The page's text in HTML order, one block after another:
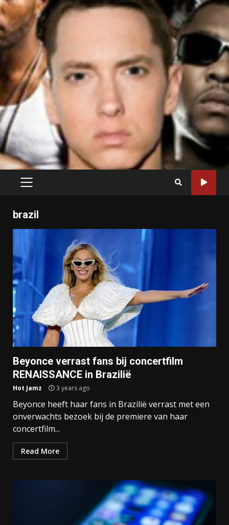
PRIMARY
brazil
Beyonce verrast fans bij concertfilm
RENAISSANCE in Brazilië
Hot Jamz 3 years ago
Beyonce heeft haar fans in Brazilië verrast met een
onverwachts bezoek bij de premiere van haar
concertfilm...
Read More